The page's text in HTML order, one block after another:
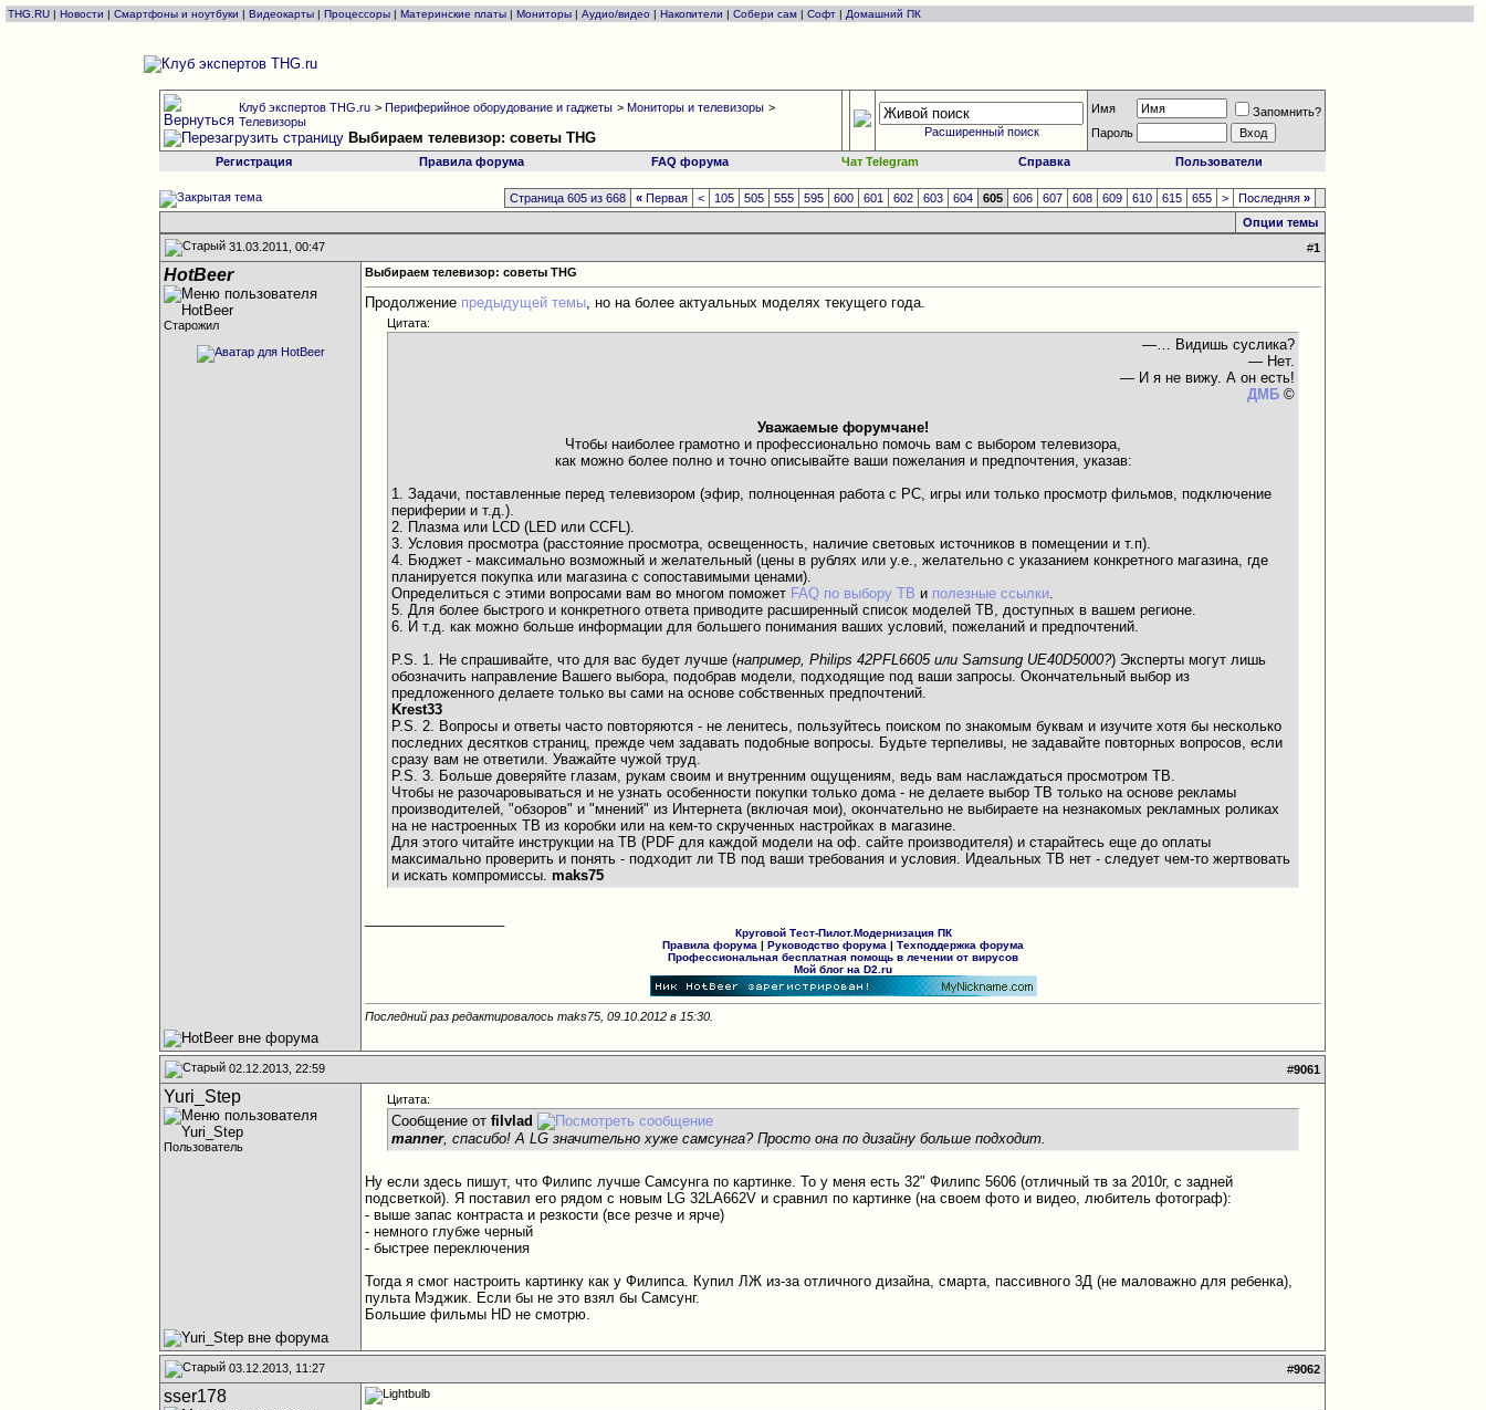
THG.RU | Новости | Смартфоны и ноутбуки | Видеокарты | Процессоры | Материнские платы | Мониторы | Аудио/видео | Накопители | Собери сам | Софт | Домашний ПК
Клуб экспертов THG.ru >Периферийное оборудование и гаджеты >Мониторы и телевизоры >
Телевизоры
Выбираем телевизор: советы THG Расширенный поиск
Имя
Запомнить?
Пароль
Регистрация Правила форума FAQ форума Чат Telegram Справка Пользователи
Страница 605 из 668 « Первая < 105 505 555 595 600 601 602 603 604 605 606 607 608 609 610 615 655 > Последняя»
Опции темы
31.03.2011, 00:47
#1
HotBeer
Старожил
Выбираем телевизор: советы THG
Продолжение предыдущей темы, но на более актуальных моделях текущего года.
Цитата:
—… Видишь суслика?
— Нет.
— И я не вижу. А он есть!
ДМБ ©
Уважаемые форумчане!
Чтобы наиболее грамотно и профессионально помочь вам с выбором телевизора,
как можно более полно и точно описывайте ваши пожелания и предпочтения, указав:
1. Задачи, поставленные перед телевизором (эфир, полноценная работа с PC, игры или только просмотр фильмов, подключение
периферии и т.д.).
2. Плазма или LCD (LED или CCFL).
3. Условия просмотра (расстояние просмотра, освещенность, наличие световых источников в помещении и т.п).
4. Бюджет - максимально возможный и желательный (цены в рублях или у.е., желательно с указанием конкретного магазина, где
планируется покупка или магазина с сопоставимыми ценами).
Определиться с этими вопросами вам во многом поможет FAQ по выбору ТВ и полезные ссылки.
5. Для более быстрого и конкретного ответа приводите расширенный список моделей ТВ, доступных в вашем регионе.
6. И т.д. как можно больше информации для большего понимания ваших условий, пожеланий и предпочтений.
P.S. 1. Не спрашивайте, что для вас будет лучше (например, Philips 42PFL6605 или Samsung UE40D5000?) Эксперты могут лишь
обозначить направление Вашего выбора, подобрав модели, подходящие под ваши запросы. Окончательный выбор из
предложенного делаете только вы сами на основе собственных предпочтений.
Krest33
P.S. 2. Вопросы и ответы часто повторяются - не ленитесь, пользуйтесь поиском по знакомым буквам и изучите хотя бы несколько
последних десятков страниц, прежде чем задавать подобные вопросы. Будьте терпеливы, не задавайте повторных вопросов, если
сразу вам не ответили. Уважайте чужой труд.
P.S. 3. Больше доверяйте глазам, рукам своим и внутренним ощущениям, ведь вам наслаждаться просмотром ТВ.
Чтобы не разочаровываться и не узнать особенности покупки только дома - не делаете выбор ТВ только на основе рекламы
производителей, "обзоров" и "мнений" из Интернета (включая мои), окончательно не выбираете на незнакомых рекламных роликах
на не настроенных ТВ из коробки или на кем-то скрученных настройках в магазине.
Для этого читайте инструкции на ТВ (PDF для каждой модели на оф. сайте производителя) и старайтесь еще до оплаты
максимально проверить и понять - подходит ли ТВ под ваши требования и условия. Идеальных ТВ нет - следует чем-то жертвовать
и искать компромиссы.maks75
Круговой Тест-Пилот.Модернизация ПК
Правила форума |Руководство форума |Техподдержка форума
Профессиональная бесплатная помощь в лечении от вирусов
Мой блог на D2.ru
Последний раз редактировалось maks75, 09.10.2012 в 15:30
02.12.2013, 22:59 #9061
Yuri_Step
Пользователь
Цитата:
Сообщение отfilvlad
manner, спасибо! А LG значительно хуже самсунга? Просто она по дизайну больше подходит.
Ну если здесь пишут, что Филипс лучше Самсунга по картинке. То у меня есть 32" Филипс 5606 (отличный тв за 2010г, с задней
подсветкой). Я поставил его рядом с новым LG 32LA662V и сравнил по картинке (на своем фото и видео, любитель фотограф):
- выше запас контраста и резкости (все резче и ярче)
- немного глубже черный
- быстрее переключения
Тогда я смог настроить картинку как у Филипса. Купил ЛЖ из-за отличного дизайна, смарта, пассивного 3Д (не маловажно для ребенка),
пульта Мэджик. Если бы не это взял бы Самсунг.
Большие фильмы HD не смотрю.
03.12.2013, 11:27 #9062
sser178